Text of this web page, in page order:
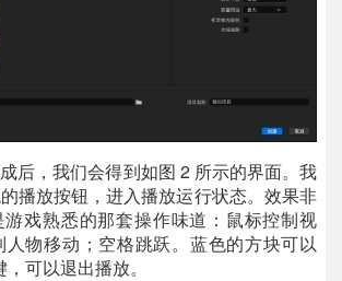
后，我们会得到如图 2 所示的界面。我
播放按钮，进入播放运行状态。效果非
戏熟悉的那套操作味道：鼠标控制视
人物移动；空格跳跃。蓝色的方块可以
，可以退出播放。